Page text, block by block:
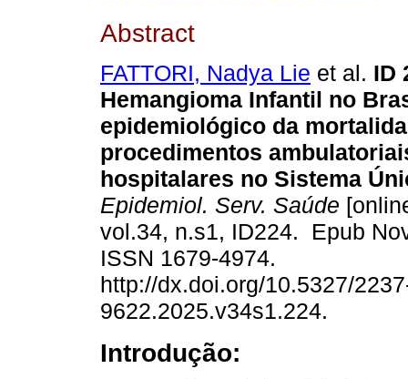
Abstract
FATTORI, Nadya Lie et al. ID
Hemangioma Infantil no
epidemiológico da
procedimentos
hospitalares no Sistema
Epidemiol. Serv. Saúde
vol.34, n.s1, ID224. Epub
ISSN 1679-4974.
http://dx.doi.org/10.5327/
9622.2025.v34s1.224.
Introdução: